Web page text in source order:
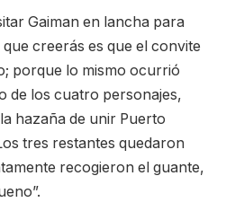
Gaiman en lancha para
creerás es que el convite
porque lo mismo ocurrió
de los cuatro personajes,
hazaña de unir Puerto
tres restantes quedaron
recogieron el guante,